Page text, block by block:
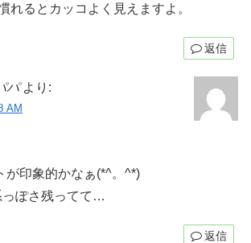
れるとカッコよく見えますよ。
返信
パ より:
AM
が印象的かなぁ(*^。^*)
っぽさ残ってて…
返信